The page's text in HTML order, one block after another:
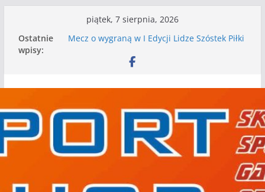
treści
piątek, 7 sierpnia, 2026
Ostatnie
wpisy:
Mecz o wygraną w I Edycji Lidze Szóstek Piłki
Nasze piłkarskie zespoły w toku przygotowań
Kolejne gry kontrolne naszych piłkarskich
WKS wygrywa pierwszą edycję Ligi Szóstek w
Gwdzie Wielkiej
I mamy kolejne gry kontrolne, piłkarskie
granie przed nami